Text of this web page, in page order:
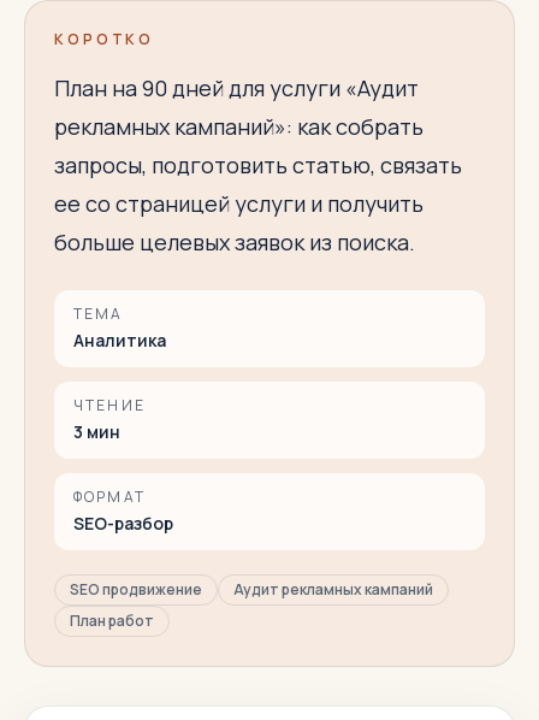
КОРОТКО
План на 90 дней для услуги «Аудит
рекламных кампаний»: как собрать
запросы, подготовить статью, связать
ее со страницей услуги и получить
больше целевых заявок из поиска.
ТЕМА
Аналитика
ЧТЕНИЕ
3 мин
ФОРМАТ
SEO-разбор
SEO продвижение
Аудит рекламных кампаний
План работ